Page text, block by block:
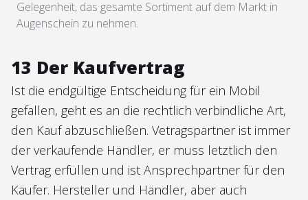
Gelegenheit, das gesamte Sortiment auf dem Markt in
Augenschein zu nehmen.
13 Der Kaufvertrag
Ist die endgültige Entscheidung für ein Mobil
gefallen, geht es an die rechtlich verbindliche Art,
den Kauf abzuschließen. Vetragspartner ist immer
der verkaufende Händler, er muss letztlich den
Vertrag erfüllen und ist Ansprechpartner für den
Käufer. Hersteller und Händler, aber auch